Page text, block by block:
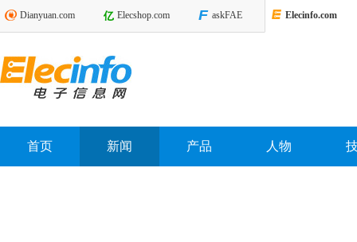
Dianyuan.com Elecshop.com askFAE Elecinfo.com
首页 新闻 产品 人物